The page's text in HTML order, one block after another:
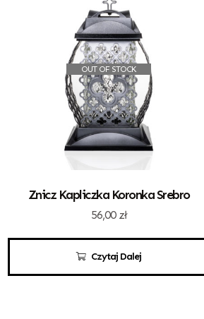
OUT OF STOCK
Czytaj Dalej
Znicz Kapliczka Koronka Srebro
56,00 zł